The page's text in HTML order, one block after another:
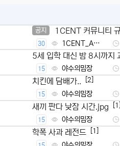
공지 1CENT 커뮤니티
30
1CENT_Ad
min
5세 입학 대신 밤 8시까지
났다
15 야수의밈장
치킨에 담배가.. [2]
15 야수의밈장
새끼 판다 낮잠 시간.jpg [1]
15 야수의밈장
학폭 사과 레전드 [1]